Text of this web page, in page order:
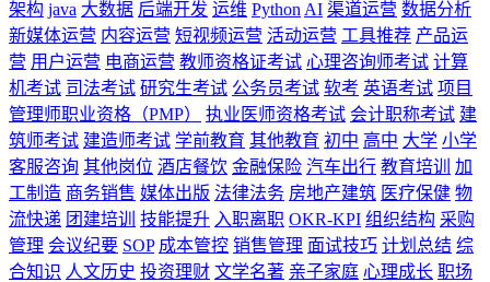
架构 java 大数据 后端开发 运维 Python AI 渠道运营 数据分析
新媒体运营 内容运营 短视频运营 活动运营 工具推荐 产品运
营 用户运营 电商运营 教师资格证考试 心理咨询师考试 计算
机考试 司法考试 研究生考试 公务员考试 软考 英语考试 项目
管理师职业资格（PMP）
执业医师资格考试 会计职称考试 建
筑师考试 建造师考试 学前教育 其他教育 初中 高中 大学 小学
客服咨询 其他岗位 酒店餐饮 金融保险 汽车出行 教育培训
加
工制造 商务销售 媒体出版 法律法务 房地产建筑 医疗保健 物
流快递 团建培训 技能提升 入职离职 OKR-KPI 组织结构 采购
管理 会议纪要 SOP 成本管控 销售管理 面试技巧 计划总结 综
合知识 人文历史 投资理财 文学名著 亲子家庭 心理成长 职场